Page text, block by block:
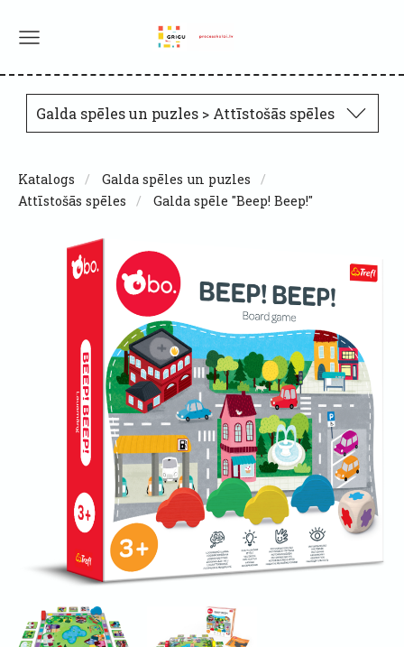
Galda spēles un puzles > Attīstošās spēles
Katalogs
Galda spēles un puzles
Attīstošās spēles
Galda spēle "Beep! Beep!"